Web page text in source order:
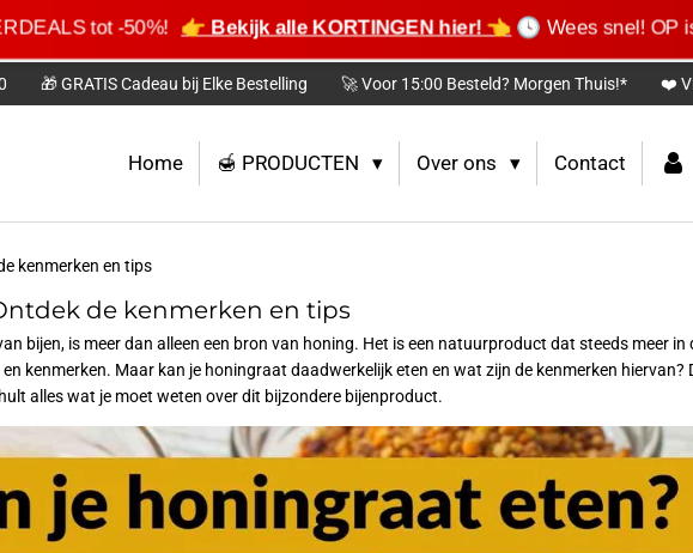
tot -50%! 👉 Bekijk alle KORTINGEN hier! 👈 🕓 Wees snel! OP
🎁 GRATIS Cadeau bij Elke Bestelling 🚀 Voor 15:00 Besteld? Morgen Thuis!* ❤️
Home 🍯 PRODUCTEN Over ons Contact
kenmerken en tips
de kenmerken en tips
bijen, is meer dan alleen een bron van honing. Het is een natuurproduct dat steeds meer in
kenmerken. Maar kan je honingraat daadwerkelijk eten en wat zijn de kenmerken hiervan?
alles wat je moet weten over dit bijzondere bijenproduct.